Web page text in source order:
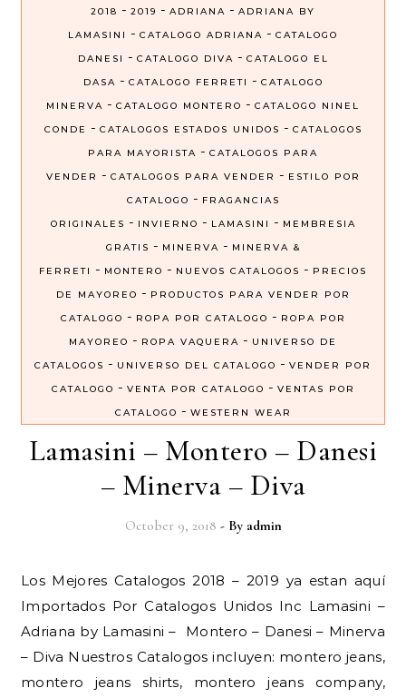
2018 - 2019 - ADRIANA - ADRIANA BY
LAMASINI
- CATALOGO ADRIANA - CATALOGO
DANESI
- CATALOGO DIVA - CATALOGO EL
DASA - CATALOGO FERRETI - CATALOGO
MINERVA - CATALOGO MONTERO - CATALOGO NINEL
CONDE
- CATALOGOS ESTADOS UNIDOS - CATALOGOS
PARA MAYORISTA - CATALOGOS PARA
VENDER
- CATALOGOS PARA VENDER - ESTILO POR
CATALOGO - FRAGANCIAS
ORIGINALES - INVIERNO - LAMASINI - MEMBRESIA
GRATIS - MINERVA - MINERVA &
FERRETI
- MONTERO - NUEVOS CATALOGOS - PRECIOS
DE MAYOREO - PRODUCTOS PARA VENDER POR
CATALOGO - ROPA POR CATALOGO - ROPA POR
MAYOREO - ROPA VAQUERA - UNIVERSO DE
CATALOGOS - UNIVERSO DEL CATALOGO - VENDER POR
CATALOGO - VENTA POR CATALOGO - VENTAS POR
CATALOGO - WESTERN WEAR
Lamasini – Montero – Danesi
– Minerva – Diva
October 9, 2018 - By admin
Los Mejores Catalogos 2018 – 2019 ya estan aquí
Importados Por Catalogos Unidos Inc Lamasini –
Adriana by Lamasini – Montero – Danesi – Minerva
– Diva Nuestros Catalogos incluyen: montero jeans,
montero jeans shirts, montero jeans company,